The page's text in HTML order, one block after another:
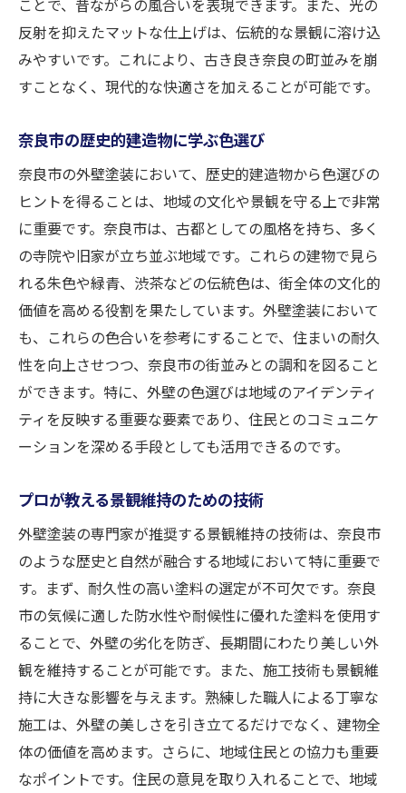
反射を抑えたマットな仕上げは、伝統的な景観に溶け込
みやすいです。これにより、古き良き奈良の町並みを崩
すことなく、現代的な快適さを加えることが可能です。
奈良市の歴史的建造物に学ぶ色選び
奈良市の外壁塗装において、歴史的建造物から色選びの
ヒントを得ることは、地域の文化や景観を守る上で非常
に重要です。奈良市は、古都としての風格を持ち、多く
の寺院や旧家が立ち並ぶ地域です。これらの建物で見ら
れる朱色や緑青、渋茶などの伝統色は、街全体の文化的
価値を高める役割を果たしています。外壁塗装において
も、これらの色合いを参考にすることで、住まいの耐久
性を向上させつつ、奈良市の街並みとの調和を図ること
ができます。特に、外壁の色選びは地域のアイデンティ
ティを反映する重要な要素であり、住民とのコミュニケ
ーションを深める手段としても活用できるのです。
プロが教える景観維持のための技術
外壁塗装の専門家が推奨する景観維持の技術は、奈良市
のような歴史と自然が融合する地域において特に重要で
す。まず、耐久性の高い塗料の選定が不可欠です。奈良
市の気候に適した防水性や耐候性に優れた塗料を使用す
ることで、外壁の劣化を防ぎ、長期間にわたり美しい外
観を維持することが可能です。また、施工技術も景観維
持に大きな影響を与えます。熟練した職人による丁寧な
施工は、外壁の美しさを引き立てるだけでなく、建物全
体の価値を高めます。さらに、地域住民との協力も重要
なポイントです。住民の意見を取り入れることで、地域